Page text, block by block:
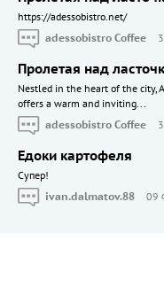
https://adessobistro.net/
adessobistro Coffee
Пролетая над
Nestled in the heart of the city,
offers a warm and inviting...
adessobistro Coffee
Едоки картофеля
Cупер!
ivan.dalmatov.88
09